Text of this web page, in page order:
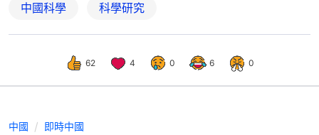
中國科學 科學研究
62 4 0 6 0
中國 即時中國